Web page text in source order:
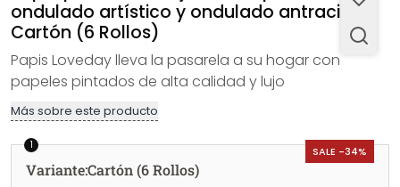
ondulado artístico y ondulado antracita -
Cartón (6 Rollos)
Papis Loveday lleva la pasarela a su hogar con
papeles pintados de alta calidad y lujo
Más sobre este producto
SALE -34%
1
Variante:Cartón (6 Rollos)